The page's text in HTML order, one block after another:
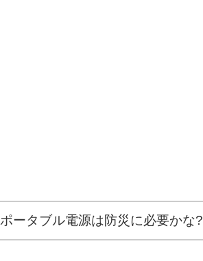
ポータブル電源は防災に必要かな?